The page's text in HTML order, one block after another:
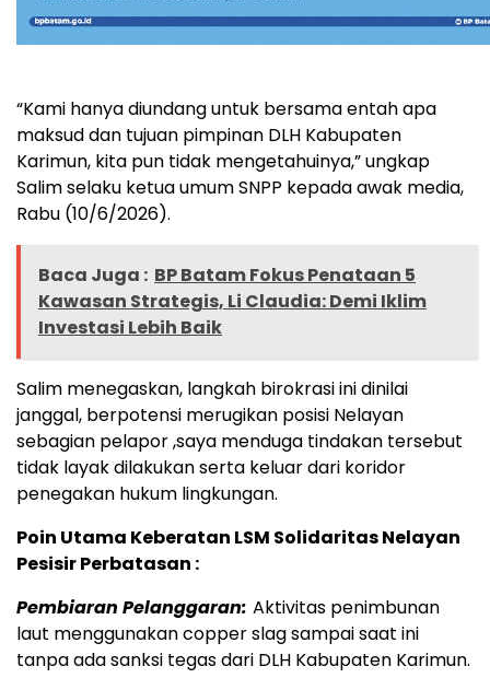
“Kami hanya diundang untuk bersama entah apa
maksud dan tujuan pimpinan DLH Kabupaten
Karimun, kita pun tidak mengetahuinya,” ungkap
Salim selaku ketua umum SNPP kepada awak media,
Rabu (10/6/2026).
Baca Juga : BP Batam Fokus Penataan 5
Kawasan Strategis, Li Claudia: Demi Iklim
Investasi Lebih Baik
Salim menegaskan, langkah birokrasi ini dinilai
janggal, berpotensi merugikan posisi Nelayan
sebagian pelapor ,saya menduga tindakan tersebut
tidak layak dilakukan serta keluar dari koridor
penegakan hukum lingkungan.
Poin Utama Keberatan LSM Solidaritas Nelayan
Pesisir Perbatasan :
Pembiaran Pelanggaran: Aktivitas penimbunan
laut menggunakan copper slag sampai saat ini
tanpa ada sanksi tegas dari DLH Kabupaten Karimun.